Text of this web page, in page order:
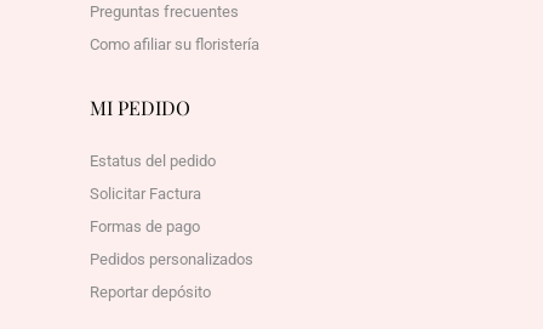
Preguntas frecuentes
Como afiliar su floristería
MI PEDIDO
Estatus del pedido
Solicitar Factura
Formas de pago
Pedidos personalizados
Reportar depósito